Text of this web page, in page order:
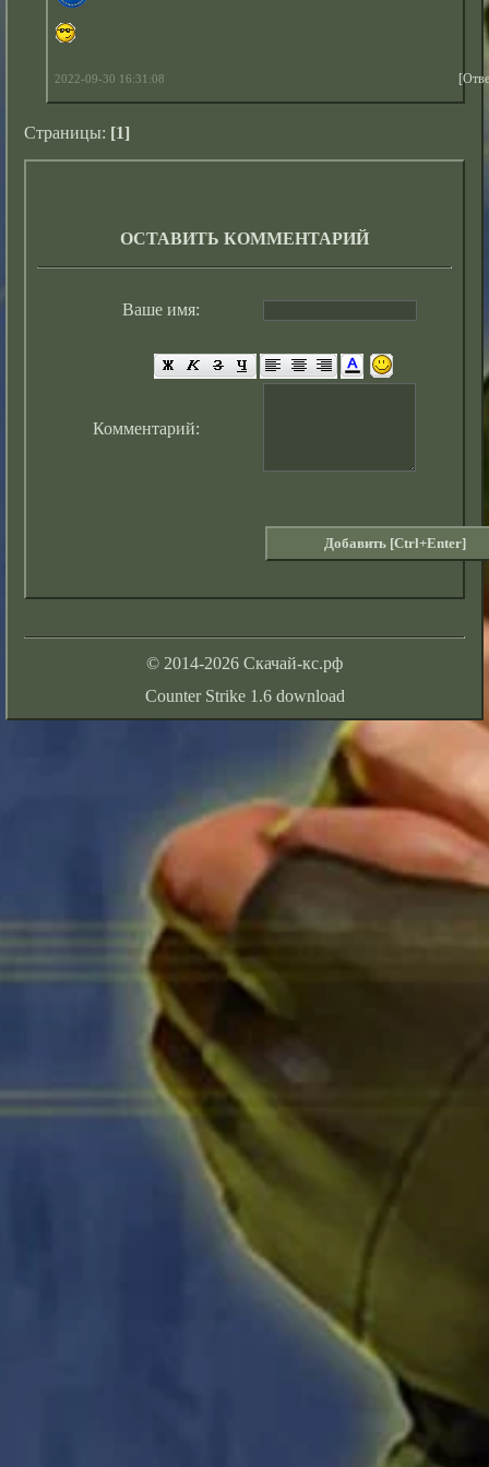
2022-09-30 16:31:08
Страницы: [1]
ОСТАВИТЬ КОММЕНТАРИЙ
Ваше имя:
Комментарий:
© 2014-2026 Скачай-кс.рф
Counter Strike 1.6 download